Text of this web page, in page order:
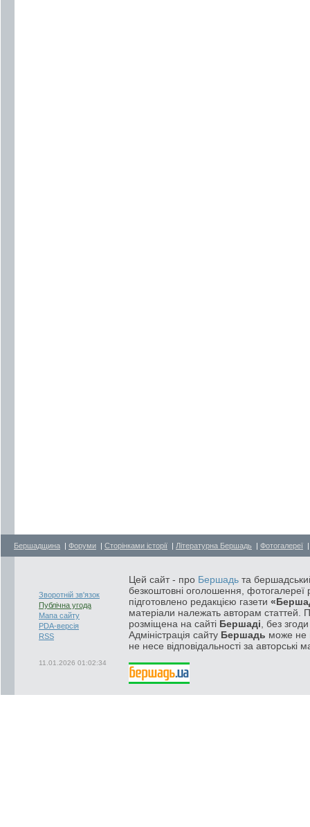
Бершадщина | Форуми | Сторінками історії | Літературна Бершадь | Фотогалереї
Зворотній зв'язок
Публічна угода
Мапа сайту
PDA-версія
RSS
11.01.2026 01:02:34
Цей сайт - про Бершадь та
безкоштовні оголошення, фотогалереї
підготовлено редакцією газети
матеріали належать авторам статтей.
розміщена на сайті Бершаді , без
Адміністрація сайту Бершадь може не
не несе відповідальності за авторські